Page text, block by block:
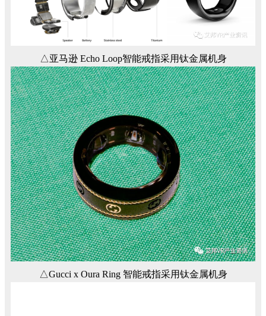
△亚马逊 Echo Loop智能戒指采用钛金属机身
△Gucci x Oura Ring 智能戒指采用钛金属机身